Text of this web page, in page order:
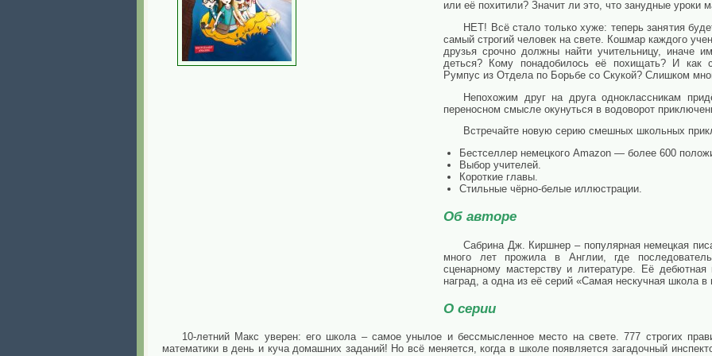
или её похитили? Значит ли это, что занудные уроки
НЕТ! Всё стало только хуже: теперь занятия
самый строгий человек на свете. Кошмар каждого
друзья срочно должны найти учительницу, иначе
деться? Кому понадобилось её похищать? И как
Румпус из Отдела по Борьбе со Скукой? Слишком
Непохожим друг на друга одноклассникам
переносном смысле окунуться в водоворот
Встречайте новую серию смешных школьных
Бестселлер немецкого Amazon — более 600
Выбор учителей.
Короткие главы.
Стильные чёрно-белые иллюстрации.
Об авторе
Сабрина Дж. Киршнер – популярная немецкая
много лет прожила в Англии, где
сценарному мастерству и литературе. Её
наград, а одна из её серий «Самая нескучная школа в
О серии
10-летний Макс уверен: его школа – самое унылое и бессмысленное место на свете. 777 строгих
математики в день и куча домашних заданий! Но всё меняется, когда в школе появляется загадочный